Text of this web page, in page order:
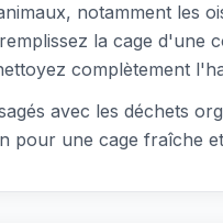
notamment les
la cage
complètement
avec les déchets
pour une cage fraîche